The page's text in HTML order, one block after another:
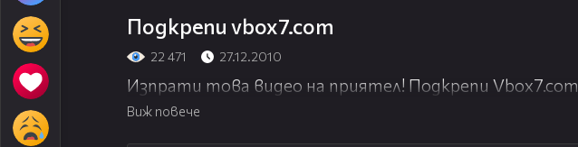
Подкрепи vbox7.com
22 471 27.12.2010
Изпрати това видео на приятел! Подкрепи Vbox7.com
Виж повече